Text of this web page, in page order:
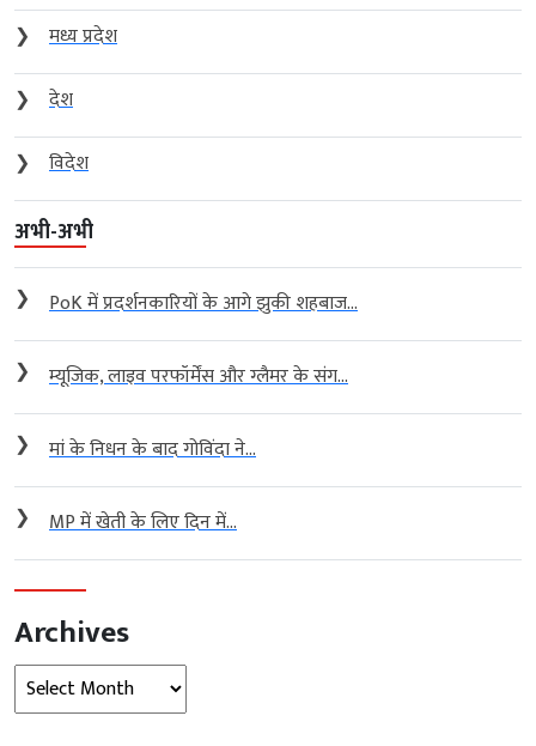
❯
मध्य प्रदेश
❯
देश
❯
विदेश
अभी-अभी
❯ PoK में प्रदर्शनकारियों के आगे झुकी शहबाज...
❯ म्यूजिक, लाइव परफॉर्मेंस और ग्लैमर के संग...
❯ मां के निधन के बाद गोविंदा ने...
❯ MP में खेती के लिए दिन में...
Archives
Archives